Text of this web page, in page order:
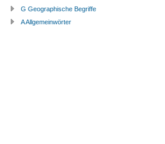
G Geographische Begriffe
A Allgemeinwörter